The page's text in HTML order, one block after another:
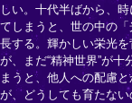
しい。十代半ばから、
てしまうと、世の中の
長する。輝かしい栄光
が、まだ“精神世界”が
まうと、他人への配慮
が、どうしても育たな